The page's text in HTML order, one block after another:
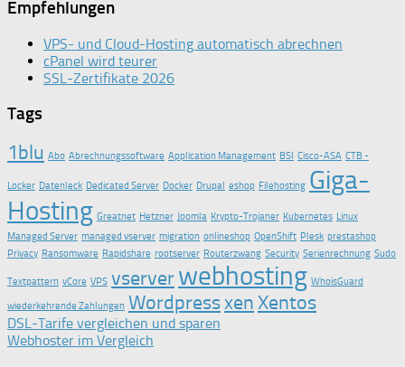
Empfehlungen
VPS- und Cloud-Hosting automatisch abrechnen
cPanel wird teurer
SSL-Zertifikate 2026
Tags
1blu Abo Abrechnungssoftware Application Management BSI Cisco-ASA CTB -
Locker Datenleck Dedicated Server Docker Drupal eshop Filehosting Giga-
Hosting Greatnet Hetzner Joomla Krypto-Trojaner Kubernetes Linux
Managed Server managed vserver migration onlineshop OpenShift Plesk prestashop
Privacy Ransomware Rapidshare rootserver Routerzwang Security Serienrechnung Sudo
Textpattern vCore VPS vserverwebhosting WhoisGuard
wiederkehrende Zahlungen WordpressxenXentos
DSL-Tarife vergleichen und sparen
Webhoster im Vergleich